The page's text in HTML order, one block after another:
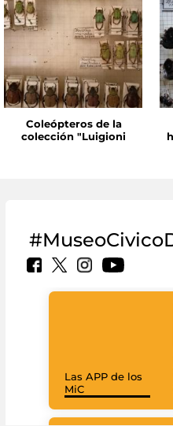
Coleópteros de la
colección "Luigioni
Las APP de los
MiC